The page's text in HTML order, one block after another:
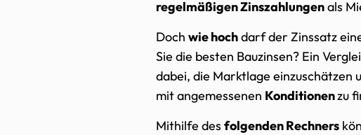
regelmäßigen Zinszahlungenals
Doch wie hochdarf der Zinssatz
Sie die besten Bauzinsen? Ein
dabei, die Marktlage einzuschätzen
mit angemessenen Konditionenzu
Mithilfe des folgenden Rechners